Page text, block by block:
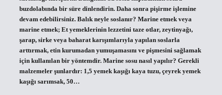
buzdolabında bir süre dinlendirin. Daha sonra pişirme işlemine
devam edebilirsiniz. Balık neyle soslanır? Marine etmek veya
marine etmek; Et yemeklerinin lezzetini taze otlar, zeytinyağı,
şarap, sirke veya baharat karışımlarıyla yapılan soslarla
arttırmak, etin kurumadan yumuşamasını ve pişmesini sağlamak
için kullanılan bir yöntemdir. Marine sosu nasıl yapılır? Gerekli
malzemeler şunlardır: 1,5 yemek kaşığı kaya tuzu, çeyrek yemek
kaşığı sarımsak, 50…